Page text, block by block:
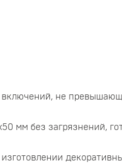
не
мм без загрязнений,